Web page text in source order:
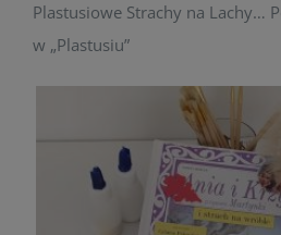
Plastusiowe Strachy na Lachy…
w „Plastusiu”